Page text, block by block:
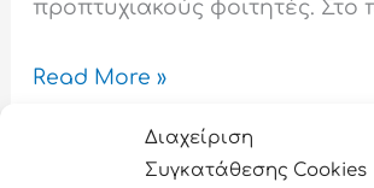
Διαχείριση
Συγκατάθεσης Cookies
προπτυχιακούς φοιτητές. Στο
Read More »